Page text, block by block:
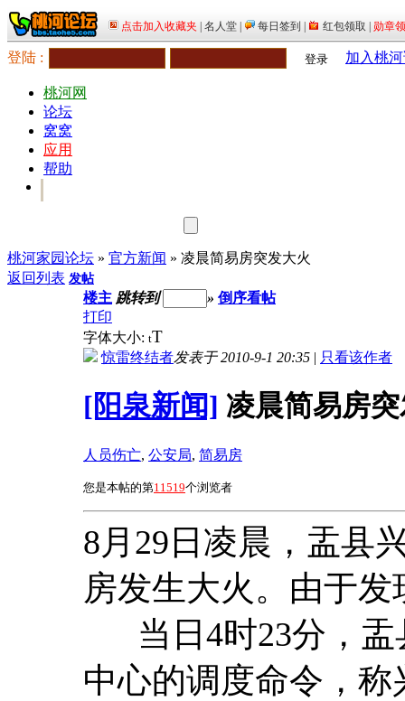
登陆 : 登录 加入桃
桃河网
论坛
窝窝
应用
帮助
桃河家园论坛 » 官方新闻 » 凌晨简易房突发大火
返回列表 发帖
楼主 跳转到 » 倒序看帖
打印
字体大小: tT
惊雷终结者发表于 2010-9-1 20:35 | 只看该作者
[阳泉新闻] 凌晨简易房
人员伤亡, 公安局, 简易房
您是本帖的第11519个浏览者
8月29日凌晨，盂县
房发生大火。由于
当日4时23分，盂
中心的调度命令，